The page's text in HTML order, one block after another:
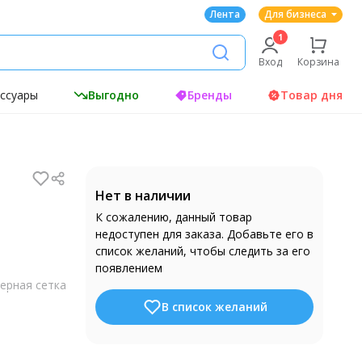
Лента Для бизнеса
Вход Корзина
Выгодно Бренды Товар дня
сетка
Нет в наличии
К сожалению, данный товар
недоступен для заказа. Добавьте его в
список желаний, чтобы следить за его
появлением
В список желаний